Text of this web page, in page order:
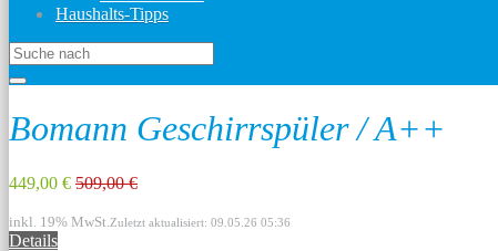
Haushalts-Tipps
Bomann Geschirrspüler / A++
449,00 € 509,00 €
inkl. 19% MwSt. Zuletzt aktualisiert: 09.05.26 05:36
Details